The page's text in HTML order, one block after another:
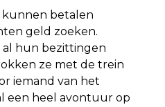
betalen
geld zoeken.
al hun bezittingen
ze met de trein
iemand van het
een heel avontuur op